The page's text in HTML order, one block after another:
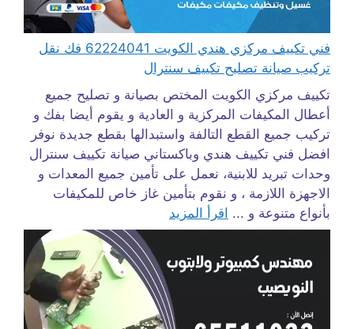
فني تكييف مركزي هندي الكويت 62224041 فك نقل
تركيب صيانة تصليح تكييف سنترال
تكييف مركزي الكويت المختص بصيانة و تصليح جميع
أعطال المكيفات المركزية و العادية و يقوم أيضا بفك و
تركيب جميع القطع التالفة واستبدالها بقطع جديدة نوفر
افضل فني تكييف هندي وباكستاني صيانة تكييف سنترال
وحدات تبريد للابنية، نعمل على تأمين جميع المعدات و
الاجهزة اللازمة ، و نقوم بتأمين غاز خاص للمكيفات
بأنواع متنوعة و ... اقرأ المزيد